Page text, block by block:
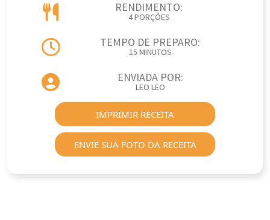
RENDIMENTO:
4 PORÇÕES
TEMPO DE PREPARO:
15 MINUTOS
ENVIADA POR:
LEO LEO
IMPRIMIR RECEITA
ENVIE SUA FOTO DA RECEITA